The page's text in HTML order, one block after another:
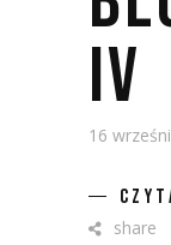
IV
16
share